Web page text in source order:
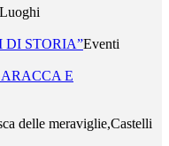
DI STORIA”Eventi
E
delle meraviglie,Castelli